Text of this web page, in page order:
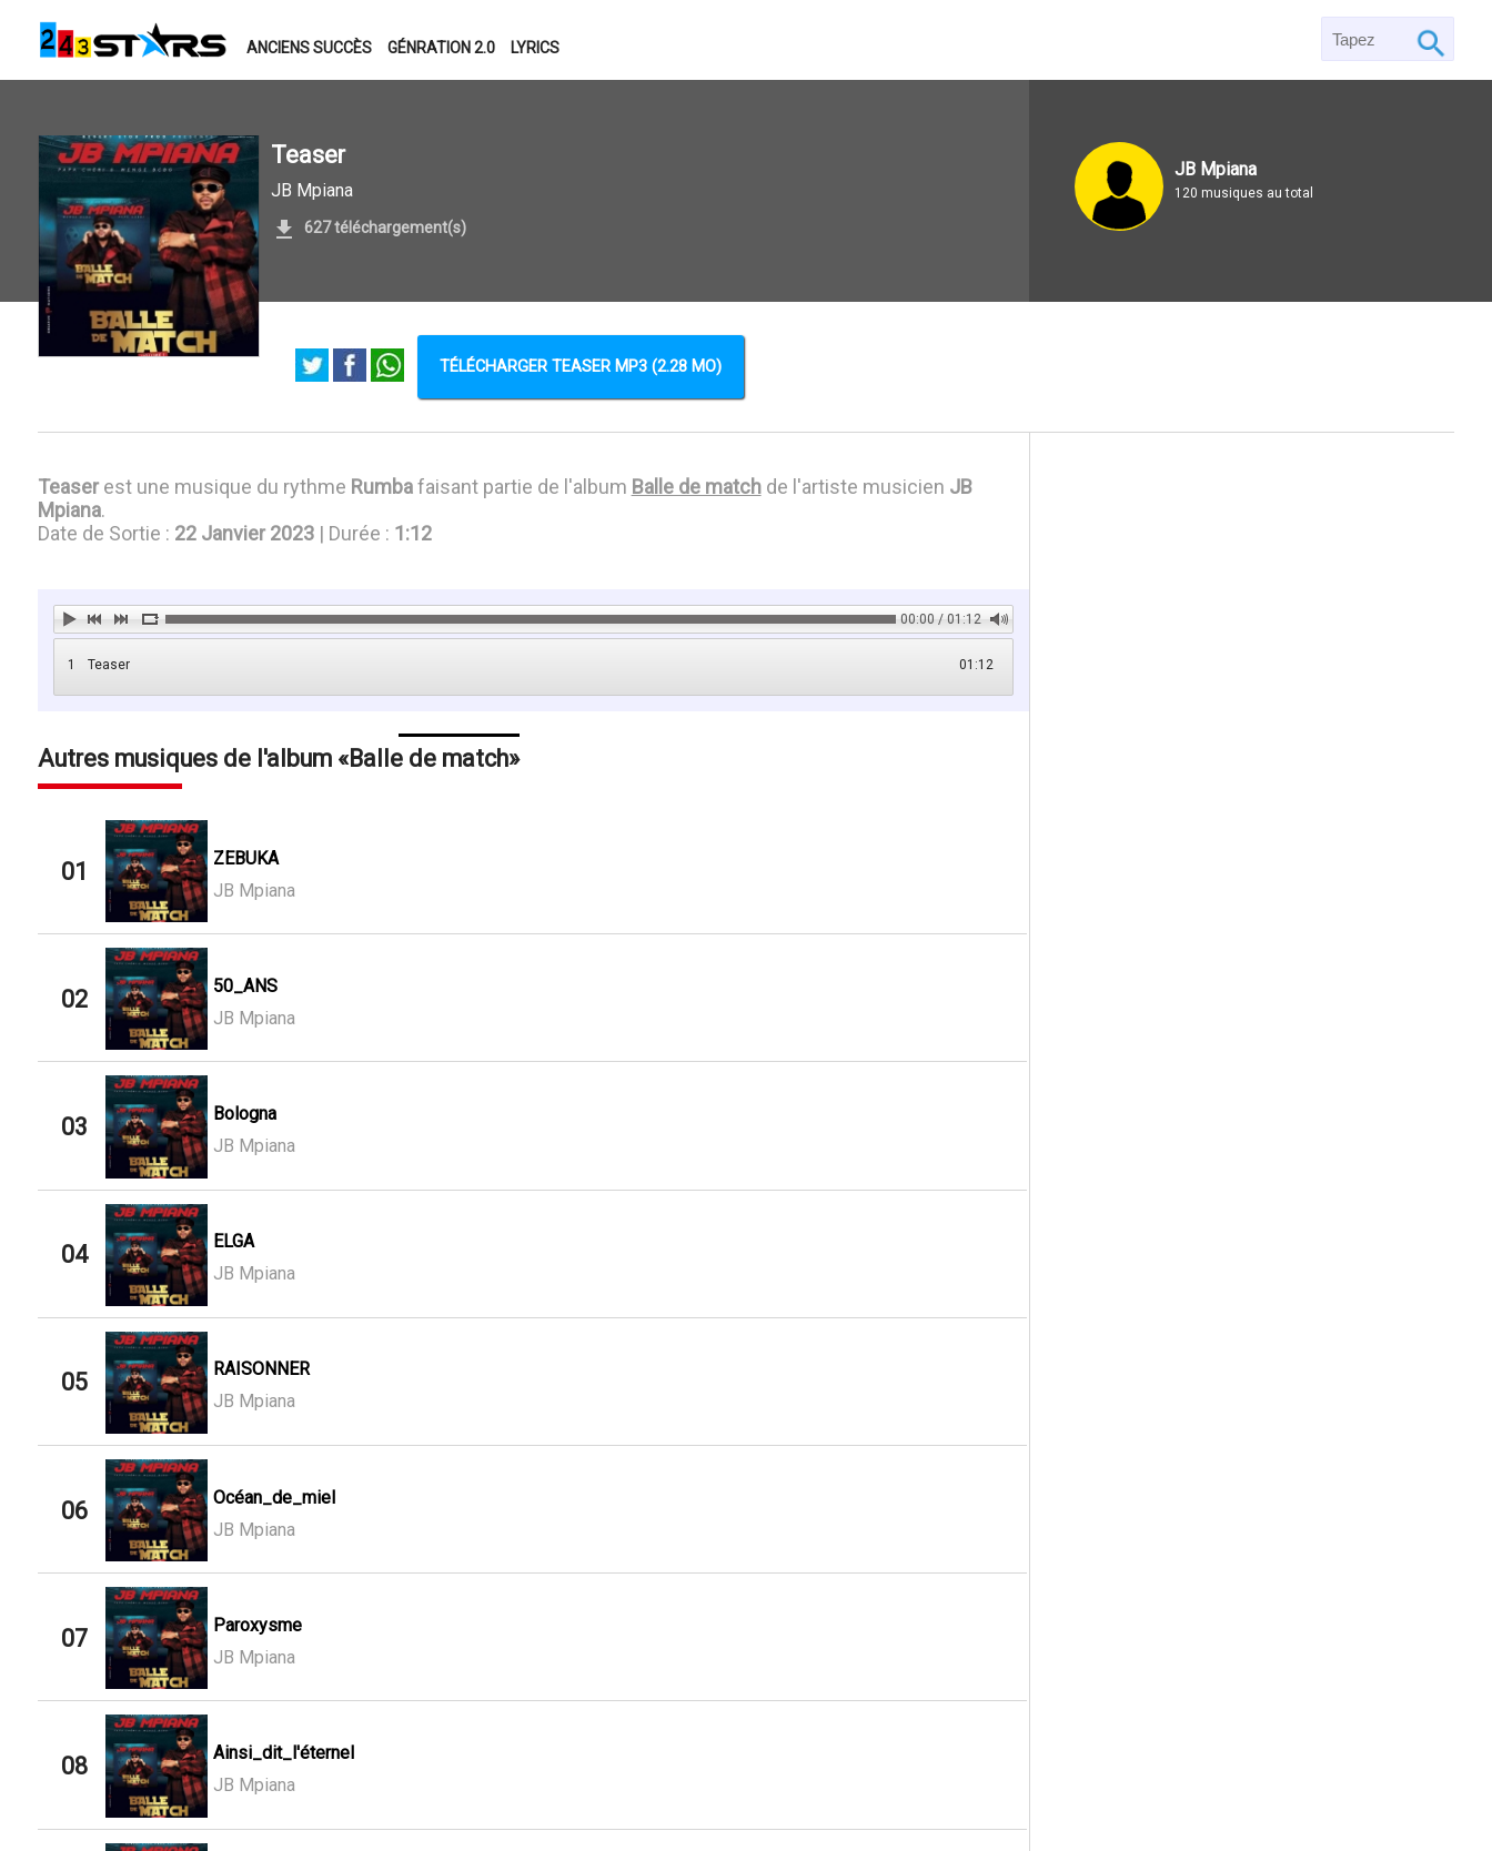
ANCIENS SUCCÈS GÉNRATION 2.0 LYRICS
Teaser
JB Mpiana
627 téléchargement(s)
JB Mpiana
120 musiques au total
TÉLÉCHARGER TEASER MP3 (2.28 MO)
Teaserest une musique du rythme Rumbafaisant partie de l'album Balle de matchde l'artiste musicien JB
Mpiana.
Date de Sortie : 22 Janvier 2023| Durée : 1:12
00:00 / 01:12
1 01:12
Teaser
Autres musiques de l'album Balle de match
01
ZEBUKA
JB Mpiana
02
50_ANS
JB Mpiana
03
Bologna
JB Mpiana
04
ELGA
JB Mpiana
05
RAISONNER
JB Mpiana
06
Océan_de_miel
JB Mpiana
07
Paroxysme
JB Mpiana
08
Ainsi_dit_l'éternel
JB Mpiana